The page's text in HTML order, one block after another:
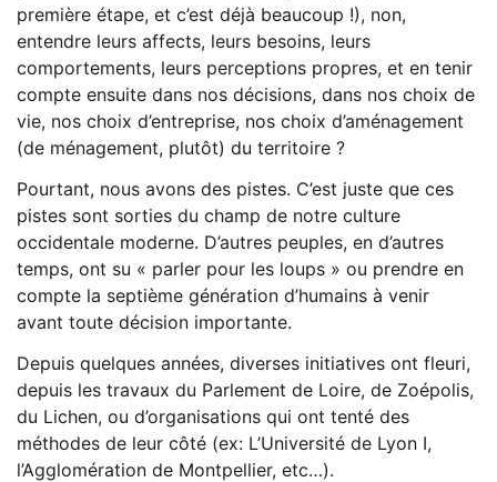
première étape, et c’est déjà beaucoup !), non,
entendre leurs affects, leurs besoins, leurs
comportements, leurs perceptions propres, et en tenir
compte ensuite dans nos décisions, dans nos choix de
vie, nos choix d’entreprise, nos choix d’aménagement
(de ménagement, plutôt) du territoire ?
Pourtant, nous avons des pistes. C’est juste que ces
pistes sont sorties du champ de notre culture
occidentale moderne. D’autres peuples, en d’autres
temps, ont su « parler pour les loups » ou prendre en
compte la septième génération d’humains à venir
avant toute décision importante.
Depuis quelques années, diverses initiatives ont fleuri,
depuis les travaux du Parlement de Loire, de Zoépolis,
du Lichen, ou d’organisations qui ont tenté des
méthodes de leur côté (ex: L’Université de Lyon I,
l’Agglomération de Montpellier, etc…).